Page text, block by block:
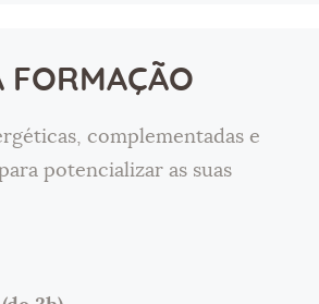
FORMAÇÃO
complementadas e
potencializar as suas